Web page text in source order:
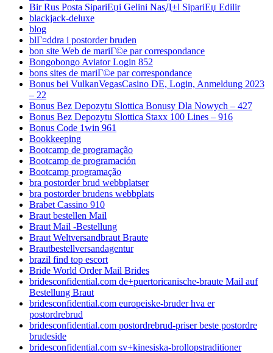
Bir Rus Posta SipariЕџi Gelini NasД±l SipariЕџ Edilir
blackjack-deluxe
blog
blГ¤ddra i postorder bruden
bon site Web de mariГ©e par correspondance
Bongobongo Aviator Login 852
bons sites de mariГ©e par correspondance
Bonus bei VulkanVegasCasino DE, Login, Anmeldung 2023
– 22
Bonus Bez Depozytu Slottica Bonusy Dla Nowych – 427
Bonus Bez Depozytu Slottica Staxx 100 Lines – 916
Bonus Code 1win 961
Bookkeeping
Bootcamp de programação
Bootcamp de programación
Bootcamp programação
bra postorder brud webbplatser
bra postorder brudens webbplats
Brabet Cassino 910
Braut bestellen Mail
Braut Mail -Bestellung
Braut Weltversandbraut Braute
Brautbestellversandagentur
brazil find top escort
Bride World Order Mail Brides
bridesconfidential.com de+puertoricanische-braute Mail auf
Bestellung Braut
bridesconfidential.com europeiske-bruder hva er
postordrebrud
bridesconfidential.com postordrebrud-priser beste postordre
brudeside
bridesconfidential.com sv+kinesiska-brollopstraditioner